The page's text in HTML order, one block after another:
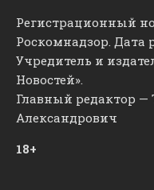
Регистрационный
Роскомнадзор. Дата
Учредитель и
Новостей».
Главный редактор —
Александрович
18+